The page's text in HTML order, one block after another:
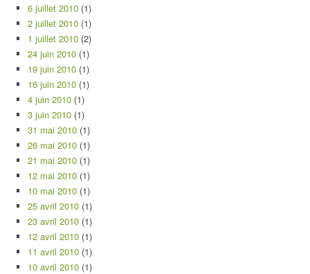
6 juillet 2010 (1)
2 juillet 2010 (1)
1 juillet 2010 (2)
24 juin 2010 (1)
19 juin 2010 (1)
16 juin 2010 (1)
4 juin 2010 (1)
3 juin 2010 (1)
31 mai 2010 (1)
26 mai 2010 (1)
21 mai 2010 (1)
12 mai 2010 (1)
10 mai 2010 (1)
25 avril 2010 (1)
23 avril 2010 (1)
12 avril 2010 (1)
11 avril 2010 (1)
10 avril 2010 (1)